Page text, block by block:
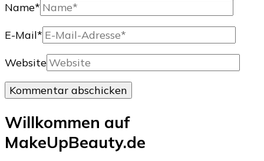
Name*
E-Mail*
Website
Willkommen auf
MakeUpBeauty.de